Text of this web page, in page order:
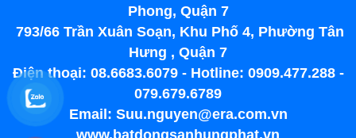
Phong, Quận 7
793/66 Trần Xuân Soạn, Khu Phố 4, Phường Tân
Hưng , Quận 7
Điện thoại: 08.6683.6079 - Hotline: 0909.477.288 -
079.679.6789
Email: Suu.nguyen@era.com.vn